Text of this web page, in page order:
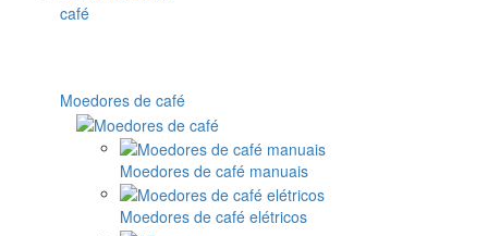
Moedores de café
Moedores de café manuais
Moedores de café elétricos